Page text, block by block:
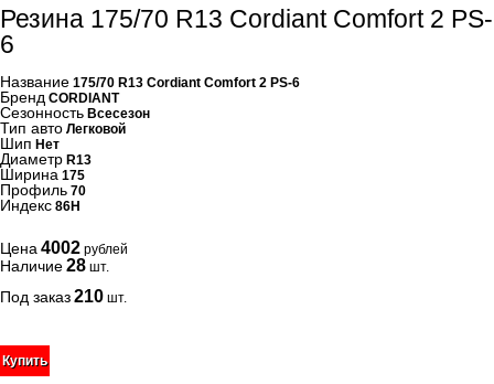
Резина 175/70 R13 Cordiant Comfort 2 PS-
6
Название 175/70 R13 Cordiant Comfort 2 PS-6
Бренд CORDIANT
Сезонность Всесезон
Тип авто Легковой
Шип Нет
Диаметр R13
Ширина 175
Профиль 70
Индекс 86H
Цена 4002 рублей
Наличие28 шт.
Под заказ210 шт.
Купить